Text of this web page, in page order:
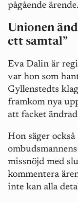
pågående ärende.
Unionen
ett samtal”
Eva Dalin är
var hon som
Gyllenstedts
framkom nya
att facket
Hon säger
missnöjd med
kommentera
inte kan alla